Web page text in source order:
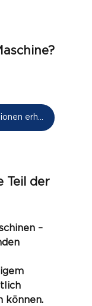
Ja, ich möchte weitere Informationen erhalten
Teil der
–
können.